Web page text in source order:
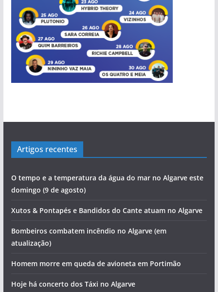
Artigos recentes
O tempo e a temperatura da água do mar no Algarve este
domingo (9 de agosto)
Xutos & Pontapés e Bandidos do Cante atuam no Algarve
Bombeiros combatem incêndio no Algarve (em
atualização)
Homem morre em queda de avioneta em Portimão
Hoje há concerto dos Táxi no Algarve